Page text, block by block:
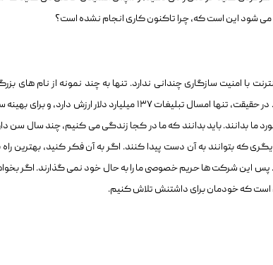
می شود این است که، چرا تاکنون کاری انجام نشده است؟
با امنیت سازگاری چندانی ندارد. تنها به چند نمونه از نام های
شبکه نگاه کنید، و می بینید که تبلیغات نقش بزرگی را ایفا می کنند. در حقیقت، تنها امسال تبلیغات ۱۳۷ میلیارد دلار ارزش دارد، و
ما بدانند. باید بدانند که ما در کجا زندگی می کنیم، چند سال سن
که بتوانند به آن دست پیدا کنند. اگر به آن فکر کنید، بهترین راه
پس این شرکت ها حریم خصوصی ما را به حال خود نمی گذارند. اگر
است که خودمان برای داشتنش تلاش کنیم.